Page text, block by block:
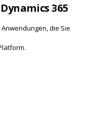
365
die Sie